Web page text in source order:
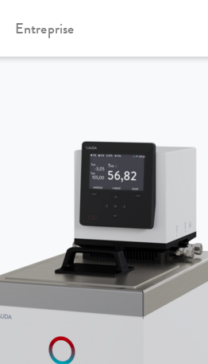
Entreprise